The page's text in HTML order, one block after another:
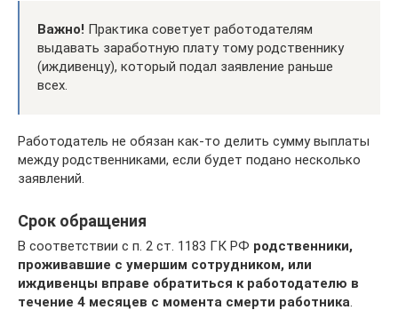
Важно! Практика советует работодателям
выдавать заработную плату тому родственнику
(иждивенцу), который подал заявление раньше
всех.
Работодатель не обязан как-то делить сумму выплаты
между родственниками, если будет подано несколько
заявлений.
Срок обращения
В соответствии с п. 2 ст. 1183 ГК РФ родственники,
проживавшие с умершим сотрудником, или
иждивенцы вправе обратиться к работодателю в
течение 4 месяцев с момента смерти работника.